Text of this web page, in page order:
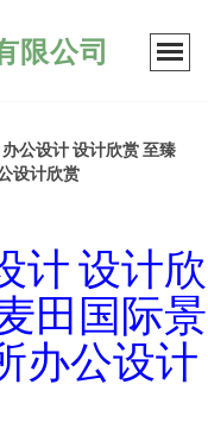
限公司
公设计 设计欣赏 至臻
设计欣赏
计 设计欣
田国际景
办公设计